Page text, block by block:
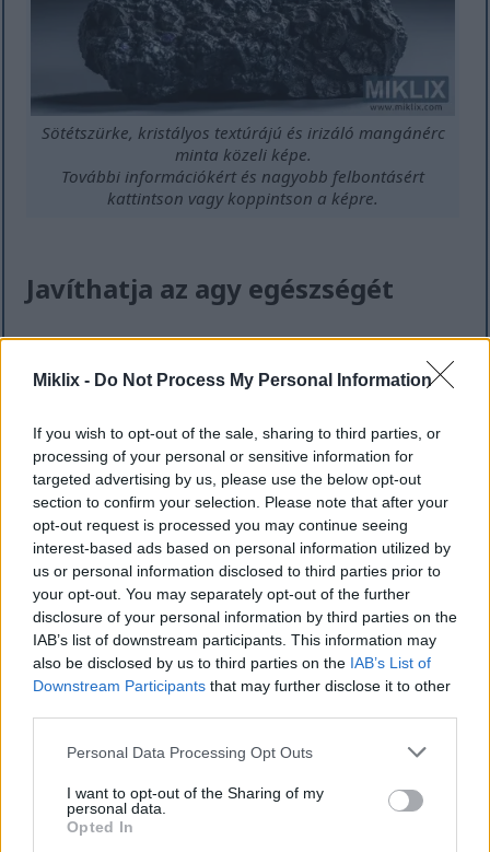
Miklix - Do Not Process My Personal Information
If you wish to opt-out of the sale, sharing to third parties, or
processing of your personal or sensitive information for
targeted advertising by us, please use the below opt-out
section to confirm your selection. Please note that after your
opt-out request is processed you may continue seeing
interest-based ads based on personal information utilized by
us or personal information disclosed to third parties prior to
your opt-out. You may separately opt-out of the further
disclosure of your personal information by third parties on the
IAB’s list of downstream participants. This information may
also be disclosed by us to third parties on the IAB’s List of
Downstream Participants that may further disclose it to other
Please note that this website/app uses one or more Google
not limited to your visit or usage behaviour. You may click to
grant or deny consent to Google and its third-party tags to
use your data for below specified purposes in below Google
Personal Data Processing Opt Outs
I want to opt-out of the Sharing of my
personal data.
Opted In
Sötétszürke, kristályos textúrájú és irizáló mangánérc
minta közeli képe.
További információkért és nagyobb felbontásért
kattintson vagy koppintson a képre.
Javíthatja az agy egészségét
Kutatások kimutatták, hogy a szeder nagyszerű az
agy egészségére. Tele van antioxidánsokkal, például
antocianinokkal, amelyek fokozzák az agyműködést.
jobb beszédében, ami jót tesz az elmének.
A szeder az agyban fellépő gyulladások ellen is
küzd. Ez segíthet megelőzni a memóriavesztést az
öregedéssel. Az idősek számára a szeder
fogyasztása az étkezésekhez segíthet megelőzni a
demenciát.
Támogatja a száj- és foghigiéniát
Szeder jót tesz a szájnak, mert leküzdi a rossz
baktériumokat. Ez segíthet megelőzni az
ínybetegségeket. A szeder fogyasztása tisztábbá
teheti a szájat.
Tanulmányok kimutatták, hogy a szederkivonat